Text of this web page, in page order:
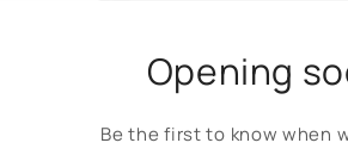
Opening
Be the first to know when